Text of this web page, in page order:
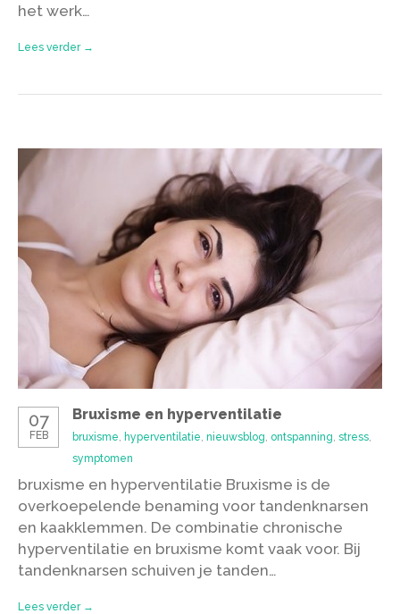
het werk…
Lees verder →
07
FEB
Bruxisme en hyperventilatie
bruxisme hyperventilatie nieuwsblog ontspanning stress
symptomen
bruxisme en hyperventilatie Bruxisme is de
overkoepelende benaming voor tandenknarsen
en kaakklemmen. De combinatie chronische
hyperventilatie en bruxisme komt vaak voor. Bij
tandenknarsen schuiven je tanden…
Lees verder →